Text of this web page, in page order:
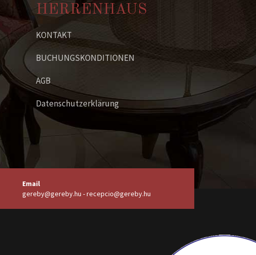
HERRENHAUS
KONTAKT
BUCHUNGSKONDITIONEN
AGB
Datenschutzerklärung
Email
gereby@gereby.hu - recepcio@gereby.hu